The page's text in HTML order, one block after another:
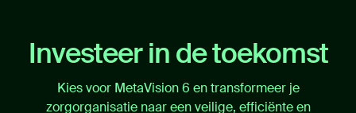
Investeer in de toekomst
Kies voor MetaVision 6 en transformeer je
zorgorganisatie naar een veilige, efficiënte en